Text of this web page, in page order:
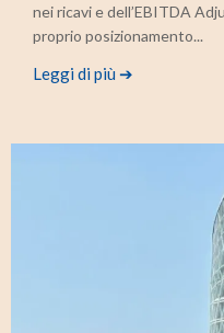
nei ricavi e dell’EBITDA
proprio posizionamento...
Leggi di più ➔